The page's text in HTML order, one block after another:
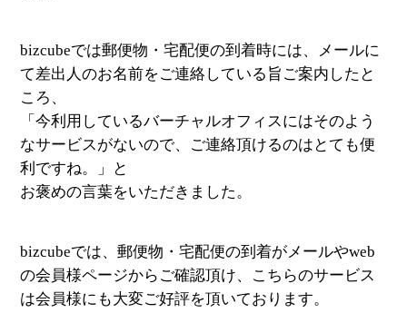
bizcubeでは郵便物・宅配便の到着時には、メールに
て差出人のお名前をご連絡している旨ご案内したと
ころ、
「今利用しているバーチャルオフィスにはそのよう
なサービスがないので、ご連絡頂けるのはとても便
利ですね。」と
お褒めの言葉をいただきました。
bizcubeでは、郵便物・宅配便の到着がメールやweb
の会員様ページからご確認頂け、こちらのサービス
は会員様にも大変ご好評を頂いております。